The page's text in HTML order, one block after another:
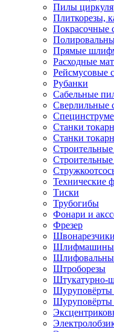
Пилы
Плиткорезы,
Покрасочные
Прямые
Расходные
Рейсмусовые
Рубанки
Сабельные
Сверлильные
Станки
Станки
Технические
Тиски
Трубогибы
Фонари и
Фрезер
Швонарезчики
Шлифмашины
Штроборезы
Штукатурно-
Шуруповёрты
Шуруповёрты